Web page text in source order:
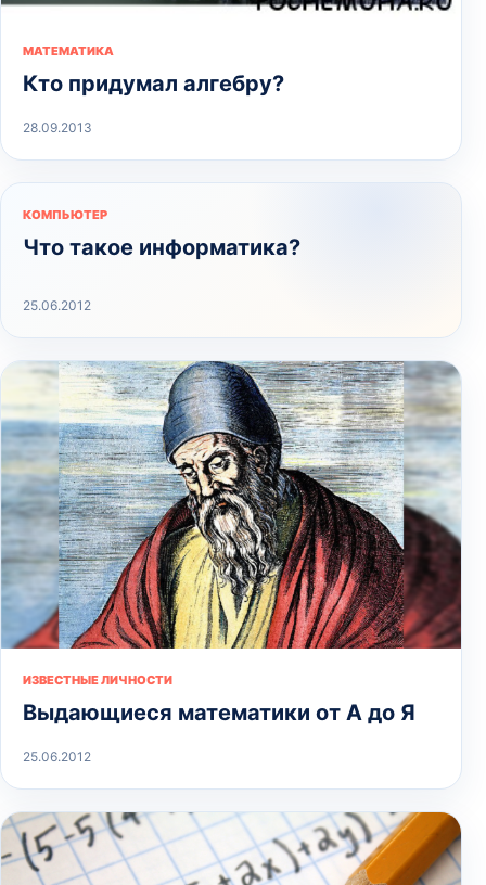
МАТЕМАТИКА
Кто придумал алгебру?
28.09.2013
КОМПЬЮТЕР
Что такое информатика?
25.06.2012
ИЗВЕСТНЫЕ ЛИЧНОСТИ
Выдающиеся математики от А до Я
25.06.2012